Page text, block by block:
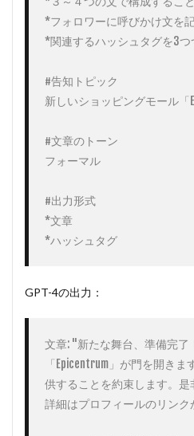
*フォロワーに呼びかけ文を
*関連するハッシュタグを3つ
#告知トピック
新しいショッピングモール「
#文章のトーン
フォーマル
#出力形式
*文章
*ハッシュタグ
GPT-4の出力：
文章: "新たな舞台、準備完了
「Epicentrum」が門を開き
供することを約束します。是
詳細はプロフィールのリンク